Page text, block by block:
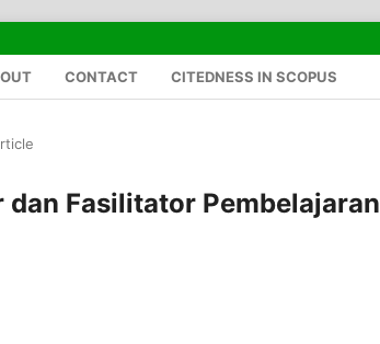
CONTACT CITEDNESS IN SCOPUS
Fasilitator Pembelajaran